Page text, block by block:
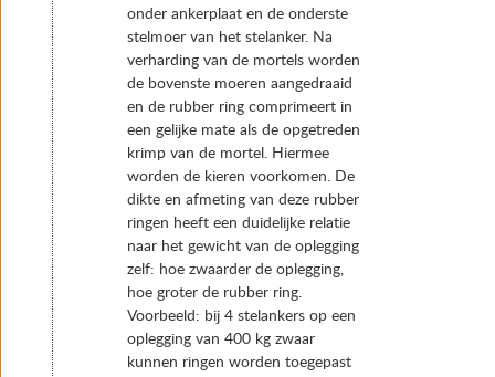
onder ankerplaat en de onderste
stelmoer van het stelanker. Na
verharding van de mortels worden
de bovenste moeren aangedraaid
en de rubber ring comprimeert in
een gelijke mate als de opgetreden
krimp van de mortel. Hiermee
worden de kieren voorkomen. De
dikte en afmeting van deze rubber
ringen heeft een duidelijke relatie
naar het gewicht van de oplegging
zelf: hoe zwaarder de oplegging,
hoe groter de rubber ring.
Voorbeeld: bij 4 stelankers op een
oplegging van 400 kg zwaar
kunnen ringen worden toegepast